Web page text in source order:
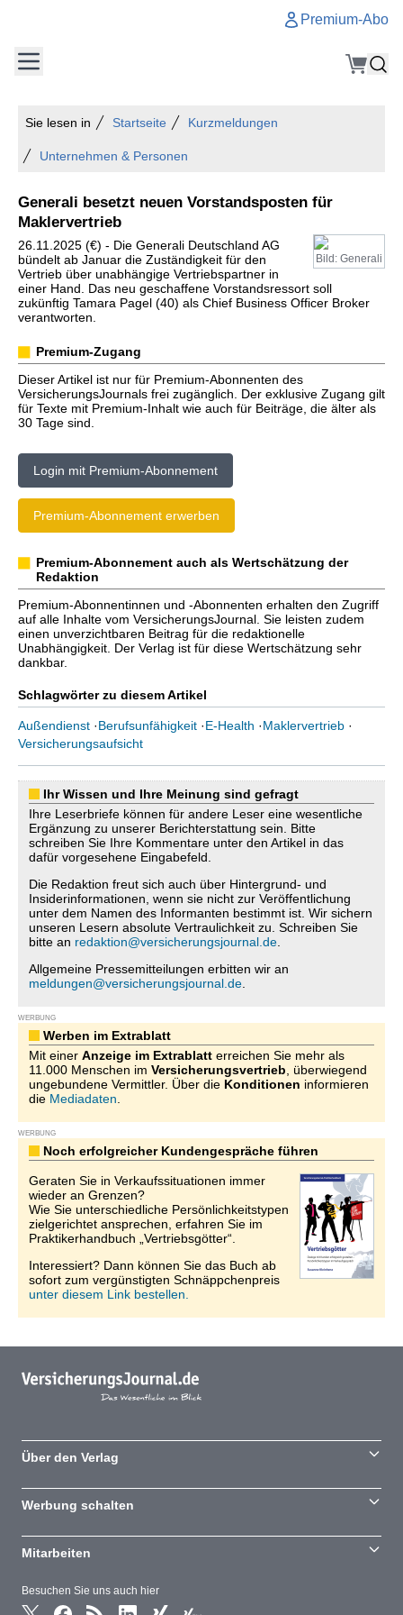
Premium-Abo
Sie lesen in Startseite Kurzmeldungen
Unternehmen & Personen
Generali besetzt neuen Vorstandsposten für
Maklervertrieb
Bild: Generali
26.11.2025 (€) - Die Generali Deutschland AG
bündelt ab Januar die Zuständigkeit für den
Vertrieb über unabhängige Vertriebspartner in
einer Hand. Das neu geschaffene Vorstandsressort soll
zukünftig Tamara Pagel (40) als Chief Business Officer Broker
verantworten.
Premium-Zugang
Dieser Artikel ist nur für Premium-Abonnenten des
VersicherungsJournals frei zugänglich. Der exklusive Zugang gilt
für Texte mit Premium-Inhalt wie auch für Beiträge, die älter als
30 Tage sind.
Login mit Premium-Abonnement
Premium-Abonnement erwerben
Premium-Abonnement auch als Wertschätzung der
Redaktion
Premium-Abonnentinnen und -Abonnenten erhalten den Zugriff
auf alle Inhalte vom VersicherungsJournal. Sie leisten zudem
einen unverzichtbaren Beitrag für die redaktionelle
Unabhängigkeit. Der Verlag ist für diese Wertschätzung sehr
dankbar.
Schlagwörter zu diesem Artikel
Außendienst ·Berufsunfähigkeit ·E-Health ·Maklervertrieb ·
Versicherungsaufsicht
Ihr Wissen und Ihre Meinung sind gefragt
Ihre Leserbriefe können für andere Leser eine wesentliche
Ergänzung zu unserer Berichterstattung sein. Bitte
schreiben Sie Ihre Kommentare unter den Artikel in das
dafür vorgesehene Eingabefeld.
Die Redaktion freut sich auch über Hintergrund- und
Insiderinformationen, wenn sie nicht zur Veröffentlichung
unter dem Namen des Informanten bestimmt ist. Wir sichern
unseren Lesern absolute Vertraulichkeit zu. Schreiben Sie
bitte an redaktion@versicherungsjournal.de
Allgemeine Pressemitteilungen erbitten wir an
meldungen@versicherungsjournal.de
WERBUNG
Werben im Extrablatt
Mit einer Anzeige im Extrablatt erreichen Sie mehr als
11.000 Menschen im Versicherungsvertrieb , überwiegend
ungebundene Vermittler. Über die Konditionen informieren
die Mediadaten
WERBUNG
Noch erfolgreicher Kundengespräche führen
Geraten Sie in Verkaufssituationen immer
wieder an Grenzen?
Wie Sie unterschiedliche Persönlichkeitstypen
zielgerichtet ansprechen, erfahren Sie im
Praktikerhandbuch „Vertriebsgötter“.
Interessiert? Dann können Sie das Buch ab
sofort zum vergünstigten Schnäppchenpreis
unter diesem Link bestellen.
Besuchen Sie uns auch hier
Über den Verlag
Werbung schalten
Mitarbeiten